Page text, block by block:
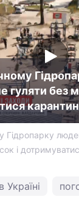
гуляти без
Гідропарку
і
Україні